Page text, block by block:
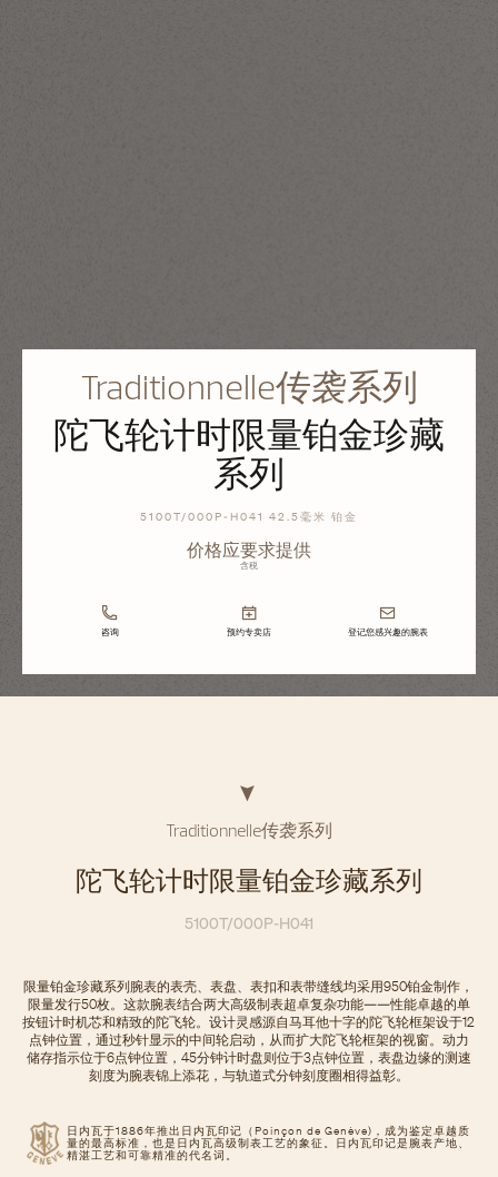
Traditionnelle传袭系列
陀飞轮计时限量铂金珍藏
系列
5100T/000P-H041 42.5毫米 铂金
价格应要求提供
含税
咨询 预约专卖店 登记您感兴趣的腕表
Traditionnelle传袭系列
陀飞轮计时限量铂金珍藏系列
5100T/000P-H041
日内瓦于1886年推出日内瓦印记（Poinçon de Genève)，成为鉴定卓越质
量的最高标准，也是日内瓦高级制表工艺的象征。日内瓦印记是腕表产地、
精湛工艺和可靠精准的代名词。
限量铂金珍藏系列腕表的表壳、表盘、表扣和表带缝线均采用950铂金制作，
限量发行50枚。这款腕表结合两大高级制表超卓复杂功能——性能卓越的单
按钮计时机芯和精致的陀飞轮。设计灵感源自马耳他十字的陀飞轮框架设于12
点钟位置，通过秒针显示的中间轮启动，从而扩大陀飞轮框架的视窗。动力
储存指示位于6点钟位置，45分钟计时盘则位于3点钟位置，表盘边缘的测速
刻度为腕表锦上添花，与轨道式分钟刻度圈相得益彰。